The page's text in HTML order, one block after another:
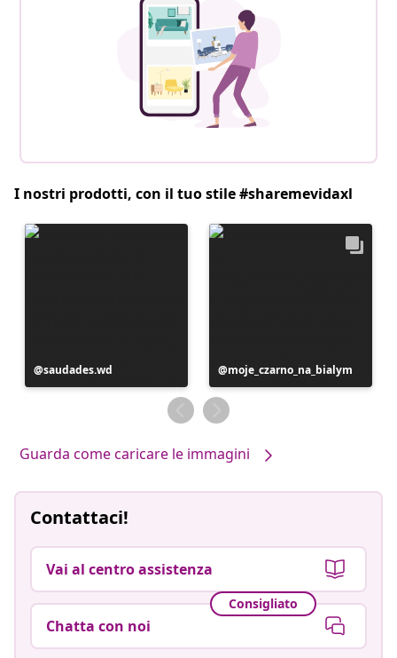
I nostri prodotti, con il tuo stile #sharemevidaxl
Post
pubblicato
saudades.wd
Post
pubblicato
da
moje_czarno_na_bialym
Guarda come caricare le immagini
Contattaci!
Vai al centro assistenza
Consigliato
Chatta con noi